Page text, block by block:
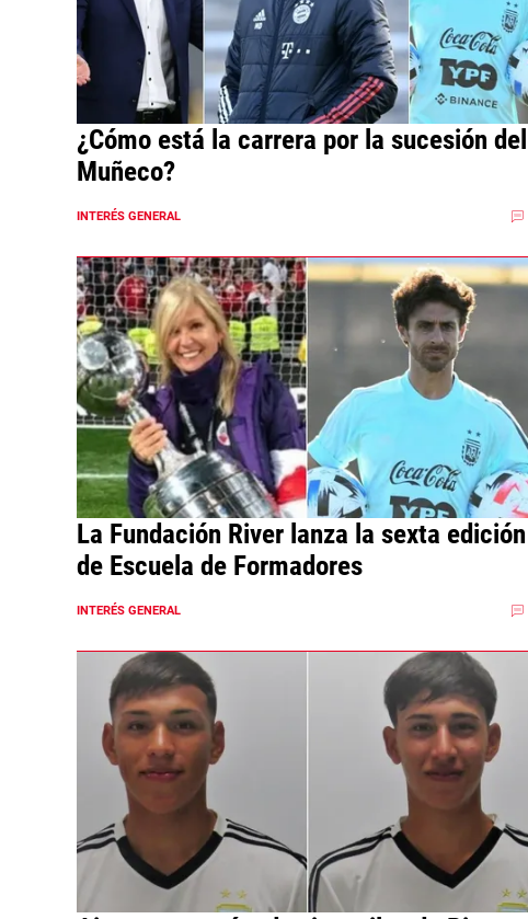
¿Cómo está la carrera por la sucesión del
Muñeco?
INTERÉS GENERAL
La Fundación River lanza la sexta edición
de Escuela de Formadores
INTERÉS GENERAL